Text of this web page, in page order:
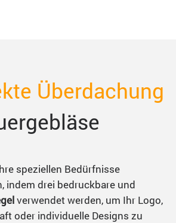
Überdachung
speziellen Bedürfnisse
indem drei bedruckbare und
verwendet werden, um Ihr Logo,
oder individuelle Designs zu